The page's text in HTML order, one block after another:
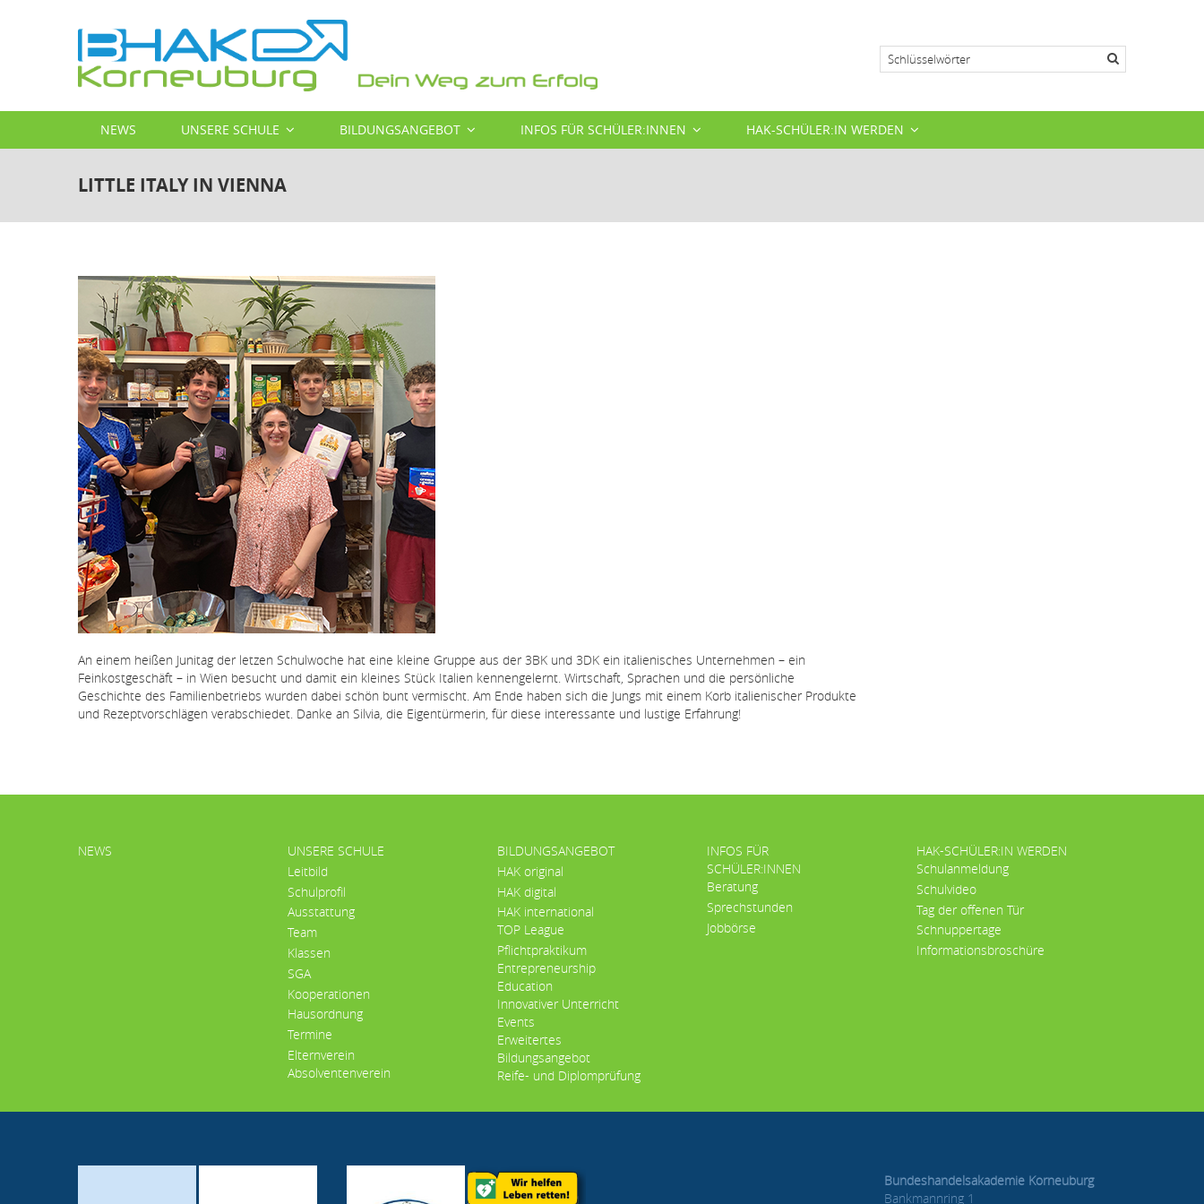
Suche
MAIN
NAVIGATION
NEWS UNSERE SCHULE BILDUNGSANGEBOT INFOS FÜR SCHÜLER:INNEN HAK-SCHÜLER:IN WERDEN
LITTLE ITALY IN VIENNA
An einem heißen Junitag der letzen Schulwoche hat eine kleine Gruppe aus der 3BK und 3DK ein italienisches Unternehmen – ein
Feinkostgeschäft – in Wien besucht und damit ein kleines Stück Italien kennengelernt. Wirtschaft, Sprachen und die persönliche
Geschichte des Familienbetriebs wurden dabei schön bunt vermischt. Am Ende haben sich die Jungs mit einem Korb italienischer Produkte
und Rezeptvorschlägen verabschiedet. Danke an Silvia, die Eigentürmerin, für diese interessante und lustige Erfahrung!
HAUPTMENÜ
NEWS
UNSERE SCHULE
Leitbild
Schulprofil
Ausstattung
Team
Klassen
SGA
Kooperationen
Hausordnung
Termine
Elternverein
Absolventenverein
BILDUNGSANGEBOT
HAK original
HAK digital
HAK international
TOP League
Pflichtpraktikum
Entrepreneurship
Education
Innovativer Unterricht
Events
Erweitertes
Bildungsangebot
Reife- und Diplomprüfung
INFOS FÜR
SCHÜLER:INNEN
Beratung
Sprechstunden
Jobbörse
HAK-SCHÜLER:IN WERDEN
Schulanmeldung
Schulvideo
Tag der offenen Tür
Schnuppertage
Informationsbroschüre
Bundeshandelsakademie Korneuburg
Bankmannring 1